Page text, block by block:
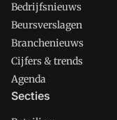
Bedrijfsnieuws
Beursverslagen
Branchenieuws
Cijfers & trends
Agenda
Secties